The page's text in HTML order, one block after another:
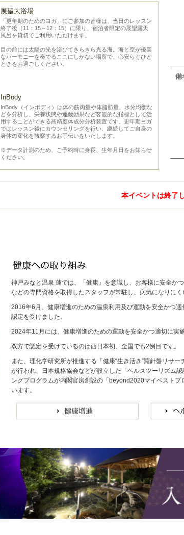
展望大浴場
「更年期のためのヨガ」にご参加の皆様は、当日のレッスン
終了後（11：15～12：15）に限り、宿泊者限定の展望露天
風呂を貸切でご利用いただけます。
目の前には太陽の光を浴びてきらきら光る海。海と空が優美
なハーモニーを奏でるここにしかない場所で、心安らぐひと
ときをお過ごしください。
InBody
InBody（インボディ）は体の筋肉量や体脂肪量、水分均衡な
どを分析し、栄養状態や運動効果など客観的な指標として活
用することができる高精度体成分分析装置です。更年期ヨガ
ではレッスン後にカウンセリングを行い、継続してご自身の
身体の変化を観察するお手伝いをいたします。
※データ計測のため、ご予約時に身長、生年月日をお知らせ
ください。
備
本イベントは終了
神戸みなと温泉 蓮では、「健康」を意識し、お客様に安全か
などの専門資格を取得したスタッフが常駐し、病気になりに
2016年6月、健康増進のための温泉利用及び運動を安全かつ
認定を受けました。
2024年11月には、健康増進のための運動を安全かつ適切に実
双方で認定を受けているのは西日本初、全国でも2例目です。
また、理化学研究所が推進する「健康“生き活き”羅針盤リサ
が行われ、日本規格協会などが設立した「ヘルスツーリズム
ングプログラムが内閣官房創設の「beyond2020マイベスト
います。